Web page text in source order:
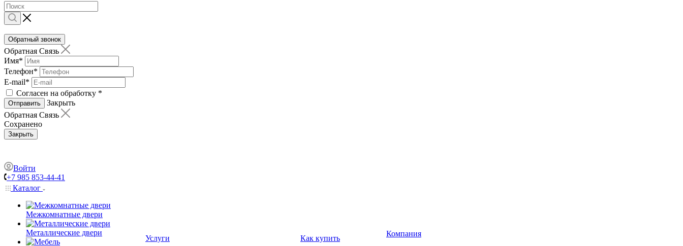
Обратный звонок
Обратная Связь
Имя*
Телефон*
E-mail*
Согласен на обработку *
Отправить
Закрыть
Обратная Связь
Сохранено
Закрыть
Войти
+7 985 853-44-41
Каталог
Межкомнатные двери
Металлические двери
Услуги
Как купить
Компания